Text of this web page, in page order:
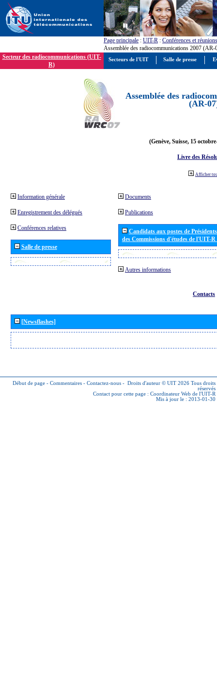
Page principale : UIT-R : Conférences et réunions
Assemblée des radiocommunications 2007 (AR-
Secteur des radiocommunications (UIT-
R)
Assemblée des
(AR-
(Genève, Suisse, 15
Livre des
Afficher
Information générale
Enregistrement des délégués
Conférences relatives
Salle de presse
Documents
Publications
Candidats aux postes de
des Commissions d'études de l'UIT-
Autres informations
Contacts
[Newsflashes]
Début de page - Commentaires - Contactez-nous - Droits d'auteur © UIT 2026 Tous droits
réservés
Contact pour cette page : Coordinateur Web de l'UIT-R
Mis à jour le : 2013-01-30
Secteurs de l'UIT Salle de presse